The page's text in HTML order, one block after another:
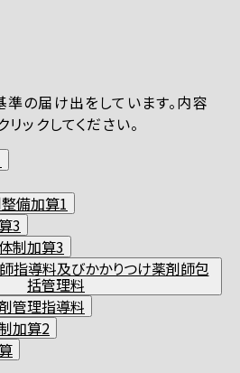
の届け出をしています。内容
ックしてください。
備加算1
3
制加算3
指導料及びかかりつけ薬剤師包
括管理料
管理指導料
加算2